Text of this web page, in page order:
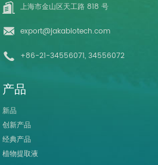
上海市金山区天工路 818 号
export@jakabiotech.com
+86-21-34556071, 34556072
产品
新品
创新产品
经典产品
植物提取液